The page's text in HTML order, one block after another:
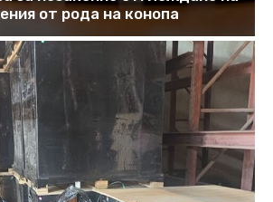
от рода на конопа